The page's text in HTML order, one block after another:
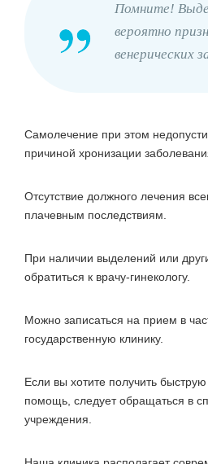
Помните!
вероятно
венерических
Самолечение при этом
причиной хронизации
Отсутствие должного лечения
плачевным последствиям.
При наличии выделений или
обратиться к врачу-гинекологу.
Можно записаться на прием в
государственную клинику.
Если вы хотите получить
помощь, следует обращаться в
учреждения.